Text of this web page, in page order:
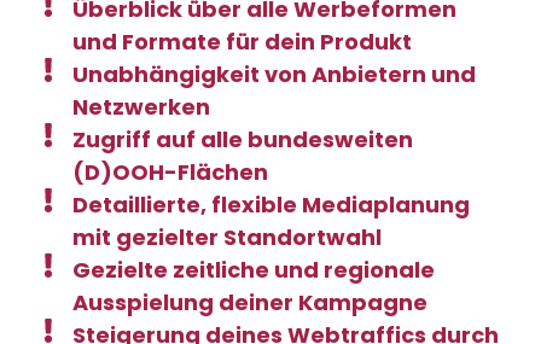
Überblick über alle Werbeformen
und Formate für dein Produkt
Unabhängigkeit von Anbietern und
Netzwerken
Zugriff auf alle bundesweiten
(D)OOH-Flächen
Detaillierte, flexible Mediaplanung
mit gezielter Standortwahl
Gezielte zeitliche und regionale
Ausspielung deiner Kampagne
Steigerung deines Webtraffics durch